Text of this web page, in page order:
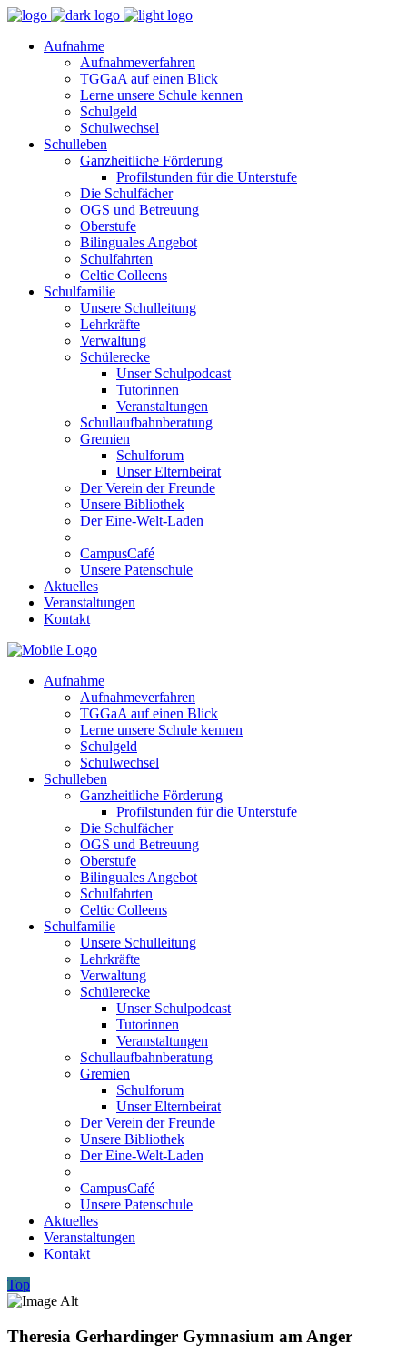
Aufnahme
Aufnahmeverfahren
TGGaA auf einen Blick
Lerne unsere Schule kennen
Schulgeld
Schulwechsel
Schulleben
Ganzheitliche Förderung
Profilstunden für die Unterstufe
Die Schulfächer
OGS und Betreuung
Oberstufe
Bilinguales Angebot
Schulfahrten
Celtic Colleens
Schulfamilie
Unsere Schulleitung
Lehrkräfte
Verwaltung
Schülerecke
Unser Schulpodcast
Tutorinnen
Veranstaltungen
Schullaufbahnberatung
Gremien
Schulforum
Unser Elternbeirat
Der Verein der Freunde
Unsere Bibliothek
Der Eine-Welt-Laden
CampusCafé
Unsere Patenschule
Aktuelles
Veranstaltungen
Kontakt
Aufnahme
Aufnahmeverfahren
TGGaA auf einen Blick
Lerne unsere Schule kennen
Schulgeld
Schulwechsel
Schulleben
Ganzheitliche Förderung
Profilstunden für die Unterstufe
Die Schulfächer
OGS und Betreuung
Oberstufe
Bilinguales Angebot
Schulfahrten
Celtic Colleens
Schulfamilie
Unsere Schulleitung
Lehrkräfte
Verwaltung
Schülerecke
Unser Schulpodcast
Tutorinnen
Veranstaltungen
Schullaufbahnberatung
Gremien
Schulforum
Unser Elternbeirat
Der Verein der Freunde
Unsere Bibliothek
Der Eine-Welt-Laden
CampusCafé
Unsere Patenschule
Aktuelles
Veranstaltungen
Kontakt
Top
Theresia Gerhardinger Gymnasium am Anger